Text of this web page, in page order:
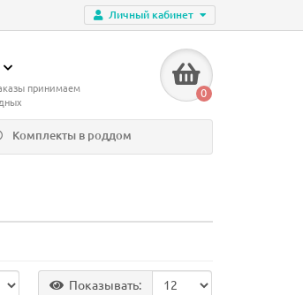
Личный кабинет
принимаем
0
Комплекты в роддом
Показывать: